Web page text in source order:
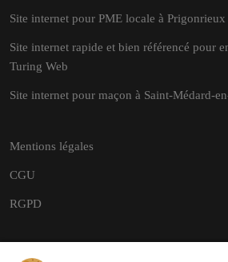
Site internet pour PME locale à Prigonrieux
Site internet rapide et bien référencé pour
Turing Web
Site internet pour maçon à Saint-Médard-
Mentions légales
CGU
RGPD